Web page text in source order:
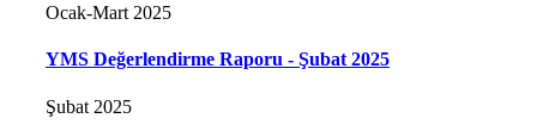
Ocak-Mart 2025
YMS Değerlendirme Raporu - Şubat 2025
Şubat 2025